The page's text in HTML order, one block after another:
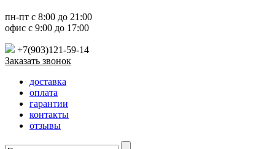
пн-пт с 8:00 до 21:00
офис с 9:00 до 17:00
+7(903)121-59-14
Заказать звонок
доставка
оплата
гарантии
контакты
отзывы